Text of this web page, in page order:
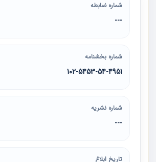
شماره ضابطه
---
شماره بخشنامه
102-5453-54-4951
شماره نشریه
---
تاریخ ابلاغ